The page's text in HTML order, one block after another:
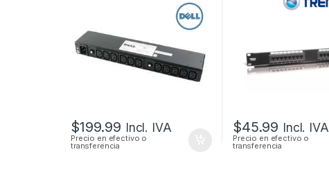
$199.99 Incl. IVA
Precio en efectivo o
transferencia
$45.99 Incl. IVA
Precio en efectivo o
transferencia